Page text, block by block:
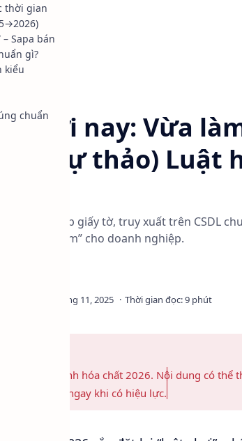
thời nay: Vừa
— (Dự thảo) Luật
2026: 3 lớp giấy tờ, truy xuất trên CSDL
– an tâm” cho doanh nghiệp.
quy định hóa chất 2026. Nội dung có thể
sẽ cập nhật ngay khi có hiệu lực.
thời gian
Sapa bán
gì?
kiểu
chuẩn